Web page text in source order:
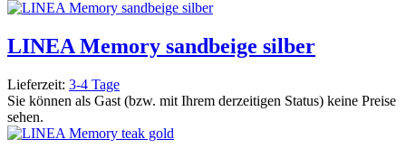
LINEA Memory sandbeige silber
Lieferzeit: 3-4 Tage
Sie können als Gast (bzw. mit Ihrem derzeitigen Status) keine Preise
sehen.